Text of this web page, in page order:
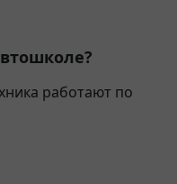
работают по